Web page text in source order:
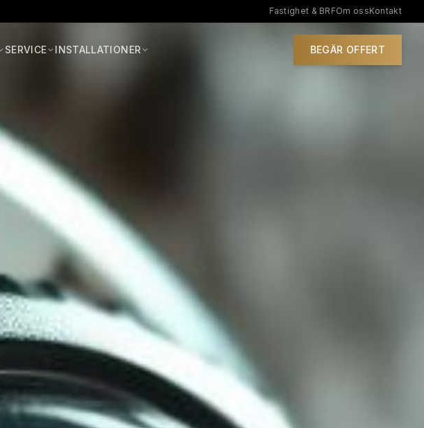
Fastighet & BRFOm ossKontakt
SERVICE INSTALLATIONER BEGÄR OFFERT